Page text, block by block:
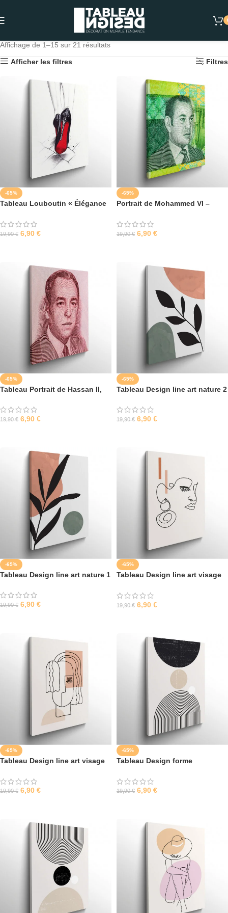
Affichage de 1–15 sur 21 résultats
Afficher les filtres Filtres
-65%
Tableau Louboutin « Élégance
19,90€ 6,90 €
-65%
Portrait de Mohammed VI –
du Maroc
19,90€ 6,90 €
-65%
Tableau Portrait de Hassan II,
pour une Hommage Majestueux
19,90€ 6,90 €
-65%
Tableau Design line art nature 2
19,90€ 6,90 €
-65%
Tableau Design line art nature 1
19,90€ 6,90 €
-65%
Tableau Design line art visage
19,90€ 6,90 €
-65%
Tableau Design line art visage
19,90€ 6,90 €
-65%
Tableau Design forme
19,90€ 6,90 €